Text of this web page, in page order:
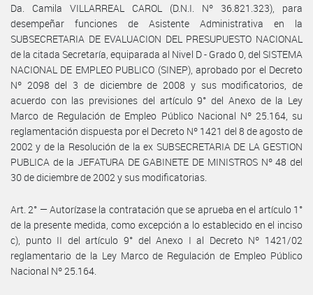
Da. Camila VILLARREAL CAROL (D.N.I. Nº 36.821.323), para
desempeñar funciones de Asistente Administrativa en la
SUBSECRETARIA DE EVALUACION DEL PRESUPUESTO NACIONAL
de la citada Secretaría, equiparada al Nivel D - Grado 0, del SISTEMA
NACIONAL DE EMPLEO PUBLICO (SINEP), aprobado por el Decreto
Nº 2098 del 3 de diciembre de 2008 y sus modificatorios, de
acuerdo con las previsiones del artículo 9° del Anexo de la Ley
Marco de Regulación de Empleo Público Nacional Nº 25.164, su
reglamentación dispuesta por el Decreto Nº 1421 del 8 de agosto de
2002 y de la Resolución de la ex SUBSECRETARIA DE LA GESTION
PUBLICA de la JEFATURA DE GABINETE DE MINISTROS Nº 48 del
30 de diciembre de 2002 y sus modificatorias.
Art. 2° — Autorízase la contratación que se aprueba en el artículo 1°
de la presente medida, como excepción a lo establecido en el inciso
c), punto II del artículo 9° del Anexo I al Decreto Nº 1421/02
reglamentario de la Ley Marco de Regulación de Empleo Público
Nacional Nº 25.164.